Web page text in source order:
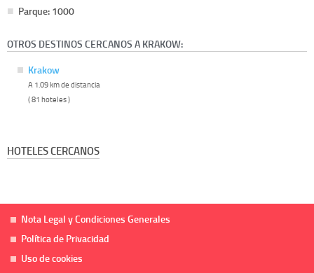
Parque: 1000
OTROS DESTINOS CERCANOS A KRAKOW:
Krakow
A 1.09 km de distancia
( 81 hoteles )
HOTELES CERCANOS
Nota Legal y Condiciones Generales
Política de Privacidad
Uso de cookies